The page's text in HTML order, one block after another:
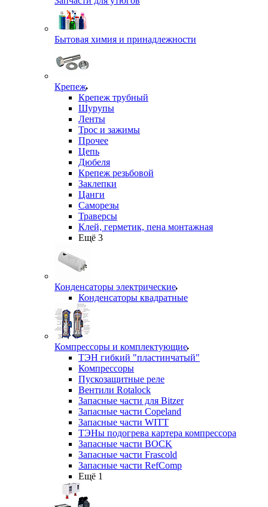
Бытовая химия и принадлежности
Крепеж
Крепеж трубный
Шурупы
Ленты
Трос и зажимы
Прочее
Цепь
Дюбеля
Крепеж резьбовой
Заклепки
Цанги
Саморезы
Траверсы
Клей, герметик, пена монтажная
Ещё 3
Конденсаторы электрические
Конденсаторы квадратные
Компрессоры и комплектующие
ТЭН гибкий "пластинчатый"
Компрессоры
Пускозащитные реле
Вентили Rotalock
Запасные части для Bitzer
Запасные части Copeland
Запасные части WITT
ТЭНы подогрева картера компрессора
Запасные части BOCK
Запасные части Frascold
Запасные части RefComp
Ещё 1